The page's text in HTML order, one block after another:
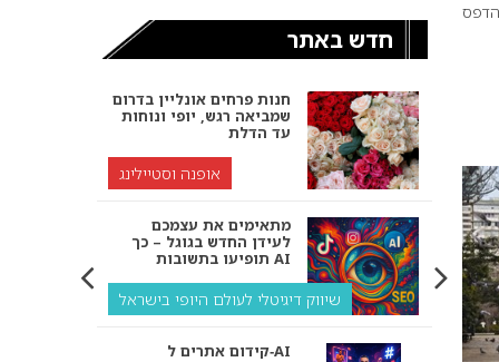
הדפס
חדש באתר
חנות פרחים אונליין בדרום
שמביאה רגש, יופי ונוחות
עד הדלת
אופנה וסטיילינג
מתאימים את עצמכם
לעידן החדש בגוגל – כך
תופיעו בתשובות AI
שיווק דיגיטלי לעולם היופי בישראל
קידום אתרים ל‑AI